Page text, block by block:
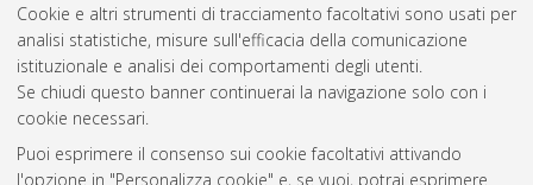
Cookie e altri strumenti di tracciamento facoltativi sono usati per
analisi statistiche, misure sull'efficacia della comunicazione
istituzionale e analisi dei comportamenti degli utenti.
Se chiudi questo banner continuerai la navigazione solo con i
cookie necessari.
Puoi esprimere il consenso sui cookie facoltativi attivando
l'opzione in "Personalizza cookie" e, se vuoi, potrai esprimere
Questa lista e' stata generata ilSat Aug 8 20:45:48 2026
Atom
Rss 1.0